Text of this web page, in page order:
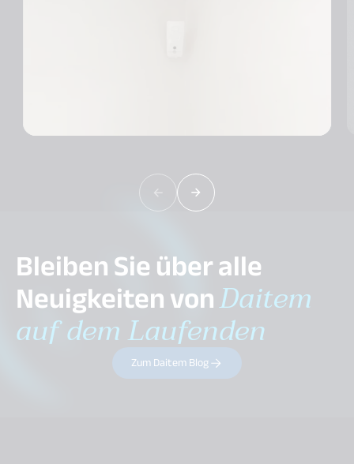
Bleiben Sie über alle
Neuigkeiten vonDaitem
auf dem Laufenden
Zum Daitem Blog